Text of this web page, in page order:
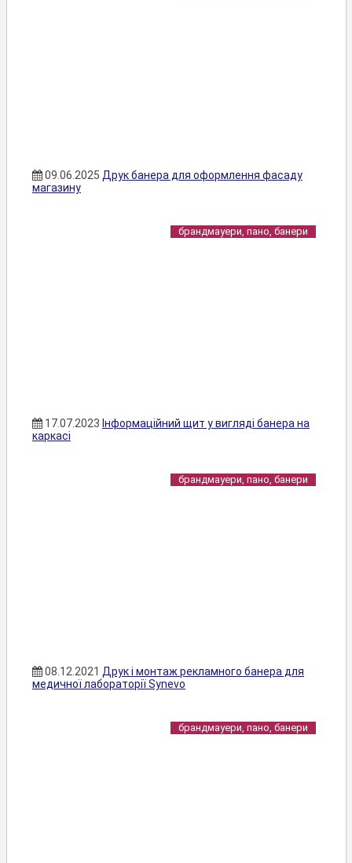
09.06.2025 Друк банера для оформлення фасаду
магазину
брандмауери, пано, банери
17.07.2023 Інформаційний щит у вигляді банера на
каркасі
брандмауери, пано, банери
08.12.2021 Друк і монтаж рекламного банера для
медичної лабораторії Synevo
брандмауери, пано, банери